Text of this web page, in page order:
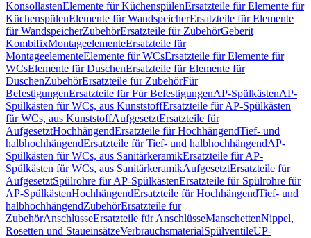
KonsollastenElemente für KüchenspülenErsatzteile für Elemente für
KüchenspülenElemente für WandspeicherErsatzteile für Elemente
für WandspeicherZubehörErsatzteile für ZubehörGeberit
KombifixMontageelementeErsatzteile für
MontageelementeElemente für WCsErsatzteile für Elemente für
WCsElemente für DuschenErsatzteile für Elemente für
DuschenZubehörErsatzteile für ZubehörFür
BefestigungenErsatzteile für Für BefestigungenAP-SpülkästenAP-
Spülkästen für WCs, aus KunststoffErsatzteile für AP-Spülkästen
für WCs, aus KunststoffAufgesetztErsatzteile für
AufgesetztHochhängendErsatzteile für HochhängendTief- und
halbhochhängendErsatzteile für Tief- und halbhochhängendAP-
Spülkästen für WCs, aus SanitärkeramikErsatzteile für AP-
Spülkästen für WCs, aus SanitärkeramikAufgesetztErsatzteile für
AufgesetztSpülrohre für AP-SpülkästenErsatzteile für Spülrohre für
AP-SpülkästenHochhängendErsatzteile für HochhängendTief- und
halbhochhängendZubehörErsatzteile für
ZubehörAnschlüsseErsatzteile für AnschlüsseManschettenNippel,
Rosetten und StaueinsätzeVerbrauchsmaterialSpülventileUP-